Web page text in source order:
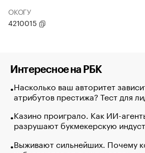
ОКОГУ
4210015
Интересное на РБК
Насколько ваш авторитет
атрибутов престижа? Тест для
Казино проиграло. Как ИИ-
разрушают букмекерскую
Выживают сильнейших. Почему